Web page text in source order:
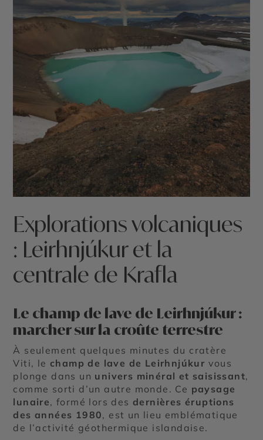
Explorations volcaniques
: Leirhnjúkur et la
centrale de Krafla
Le champ de lave de Leirhnjúkur :
marcher sur la croûte terrestre
À seulement quelques minutes du cratère
Viti, le champ de lave de Leirhnjúkur vous
plonge dans un univers minéral et saisissant,
comme sorti d’un autre monde. Ce paysage
lunaire, formé lors des dernières éruptions
des années 1980, est un lieu emblématique
de l’activité géothermique islandaise.